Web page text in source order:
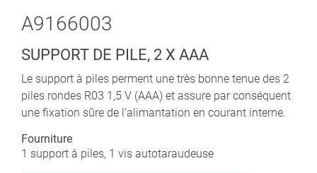
A9166003
SUPPORT DE PILE, 2 X AAA
Le support à piles perment une très bonne tenue des 2
piles rondes R03 1,5 V (AAA) et assure par conséquent
une fixation sûre de l'alimantation en courant interne.
Fourniture
1 support à piles, 1 vis autotaraudeuse